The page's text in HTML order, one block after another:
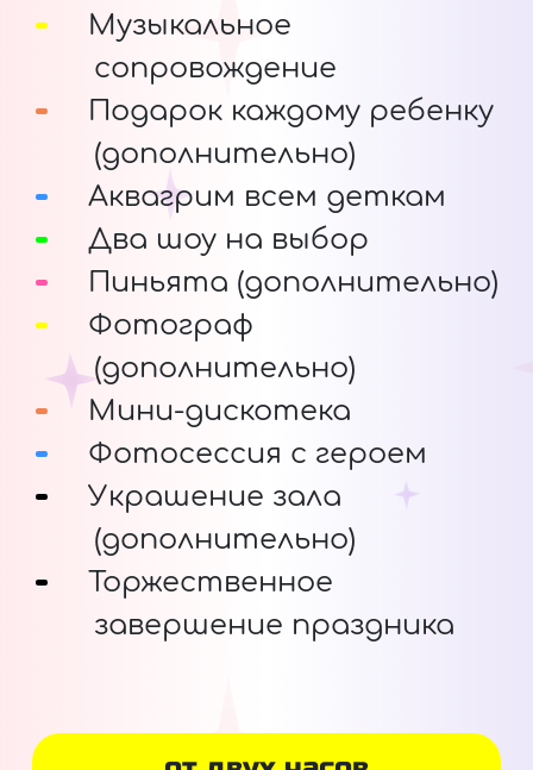
Музыкальное
сопровождение
Подарок каждому ребенку
(дополнительно)
Аквагрим всем деткам
Два шоу на выбор
Пиньята (дополнительно)
Фотограф
(дополнительно)
Мини-дискотека
Фотосессия с героем
Украшение зала
(дополнительно)
Торжественное
завершение праздника